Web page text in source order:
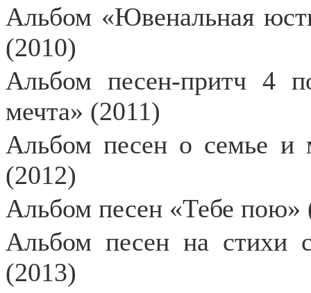
Альбом «Ювенальная
(2010)
Альбом песен-притч 4
мечта» (2011)
Альбом песен о семье и
(2012)
Альбом песен «Тебе пою»
Альбом песен на стихи
(2013)